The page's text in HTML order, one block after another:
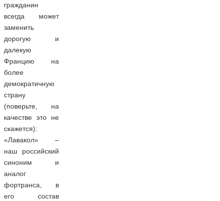
гражданин
всегда может
заменить
дорогую и
далекую
Францию на
более
демократичную
страну
(поверьте, на
качестве это не
скажется):
«Лавакол» –
наш российский
синоним и
аналог
фортранса, в
его состав